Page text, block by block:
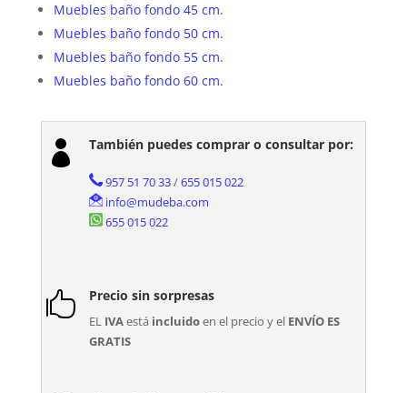
Muebles baño fondo 45 cm.
Muebles baño fondo 50 cm.
Muebles baño fondo 55 cm.
Muebles baño fondo 60 cm.
 También puedes comprar o consultar por:
957 51 70 33/655 015 022
info@mudeba.com
655 015 022
 Precio sin sorpresas
EL IVAestá incluidoen el precio y el ENVÍO ES
GRATIS